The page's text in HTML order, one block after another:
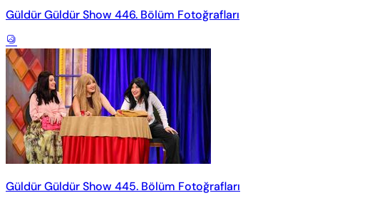
Güldür Güldür Show 446. Bölüm Fotoğrafları
Güldür Güldür Show 445. Bölüm Fotoğrafları